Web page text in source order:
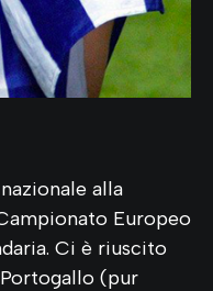
alla
Europeo
Ci è riuscito
(pur